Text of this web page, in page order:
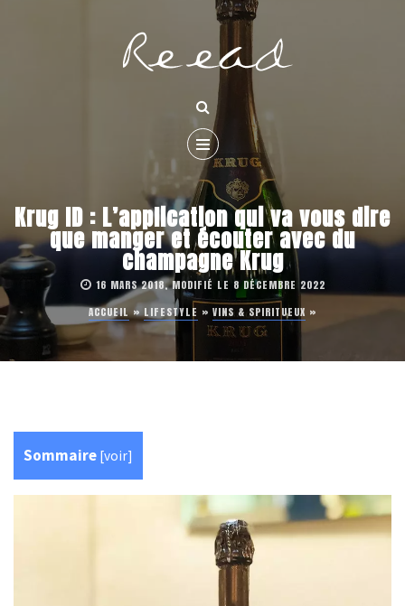
Krug ID : L’application qui va vous dire
que manger et écouter avec du
champagne Krug
16 MARS 2018, MODIFIÉ LE 8 DÉCEMBRE 2022
ACCUEIL»LIFESTYLE » VINS & SPIRITUEUX »
Sommaire [voir]